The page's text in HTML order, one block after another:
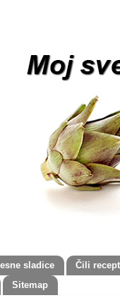
sladice
Čili
Sitemap